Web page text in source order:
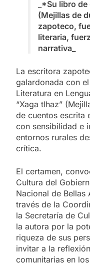
*Su libro de
(Mejillas de
zapoteco,
literaria,
narrativa_
La escritora
galardonada con
Literatura en
“Xaga tlhaz”
de cuentos escrita
con sensibilidad e
entornos rurales
crítica.
El certamen,
Cultura del
Nacional de Bellas
través de la
la Secretaría de
la autora por la
riqueza de sus
invitar a la
comunitarias en